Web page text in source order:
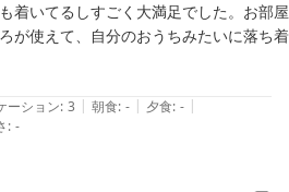
切ホテル ｔｅｉｈａｋｕ秩父長瀞
着いてるしすごく大満足でした。お部屋
が使えて、自分のおうちみたいに落ち着
ーション: 3 | 朝食: - | 夕食: - |
: -